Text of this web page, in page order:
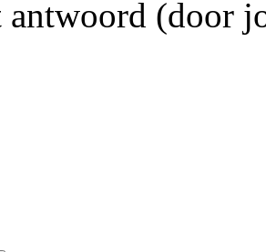
antwoord (door